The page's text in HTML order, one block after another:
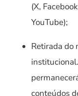
(X,
YouTube);
Retirada do
conteúdos